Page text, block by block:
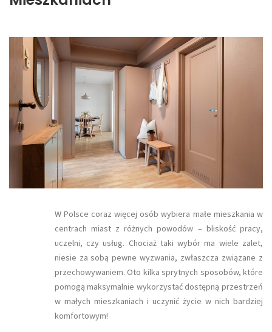
​W Polsce coraz więcej osób wybiera małe mieszkania w
centrach miast z różnych powodów – bliskość pracy,
uczelni, czy usług. Chociaż taki wybór ma wiele zalet,
niesie za sobą pewne wyzwania, zwłaszcza związane z
przechowywaniem. Oto kilka sprytnych sposobów, które
pomogą maksymalnie wykorzystać dostępną przestrzeń
w małych mieszkaniach i uczynić życie w nich bardziej
komfortowym!